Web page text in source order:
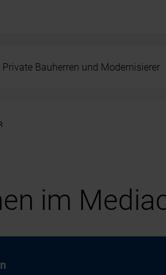
Private Bauherren und Modernisierer
im